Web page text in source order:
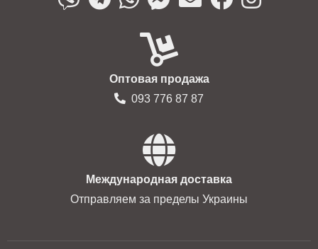
Оптовая продажа
093 776 87 87
Международная доставка
Отправляем за пределы Украины